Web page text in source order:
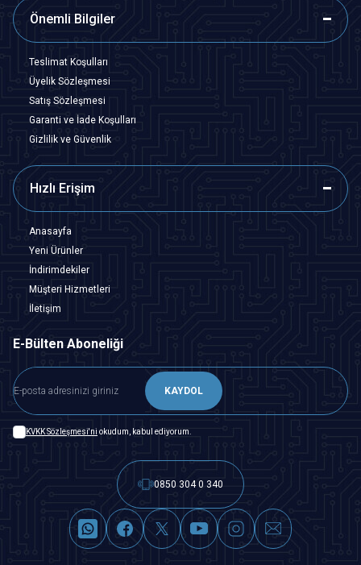
Önemli Bilgiler
Teslimat Koşulları
Üyelik Sözleşmesi
Satış Sözleşmesi
Garanti ve İade Koşulları
Gizlilik ve Güvenlik
Hızlı Erişim
Anasayfa
Yeni Ürünler
İndirimdekiler
Müşteri Hizmetleri
İletişim
E-Bülten Aboneliği
KAYDOL
KVKK Sözleşmesi'ni okudum, kabul ediyorum.
0850 304 0 340